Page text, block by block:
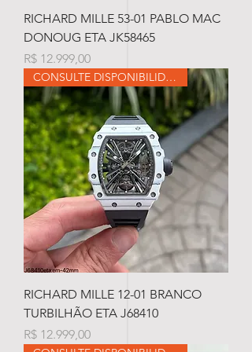
RICHARD MILLE 53-01 PABLO MAC
DONOUG ETA JK58465
Preço
R$ 12.999,00
CONSULTE DISPONIBILIDADE
RICHARD MILLE 12-01 BRANCO
TURBILHÃO ETA J68410
Preço
R$ 12.999,00